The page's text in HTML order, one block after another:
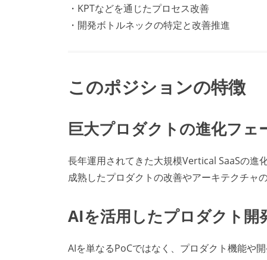
・KPTなどを通じたプロセス改善
・開発ボトルネックの特定と改善推進
このポジションの特徴
巨大プロダクトの進化フェ
長年運用されてきた大規模Vertical SaaSの進
成熟したプロダクトの改善やアーキテクチャ
AIを活用したプロダクト開
AIを単なるPoCではなく、プロダクト機能や